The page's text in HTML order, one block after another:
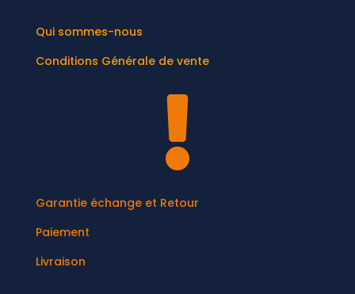
Qui sommes-nous
Conditions Générale de vente

Garantie échange et Retour
Paiement
Livraison